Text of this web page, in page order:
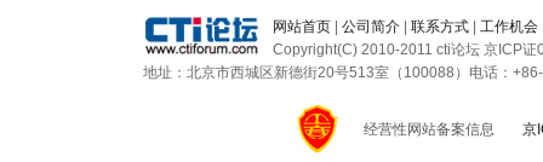
网站首页 公司简介 联系方式 工作机会
Copyright(C) 2010-2011 cti论坛 京ICP证
地址：北京市西城区新德街20号513室（100088）电话：
经营性网站备案信息 京